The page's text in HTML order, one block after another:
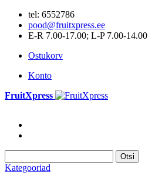
tel: 6552786
pood@fruitxpress.ee
E-R 7.00-17.00; L-P 7.00-14.00
Ostukorv
Konto
FruitXpress
Otsi
Kategooriad